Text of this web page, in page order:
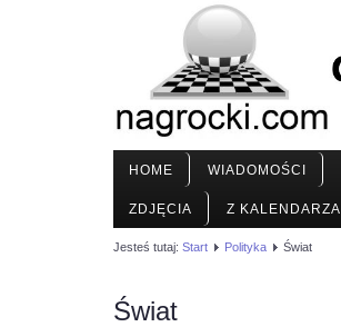
HOME WIADOMOŚCI
ZDJĘCIA Z KALENDARZA
Jesteś tutaj: Start Polityka Świat
Świat